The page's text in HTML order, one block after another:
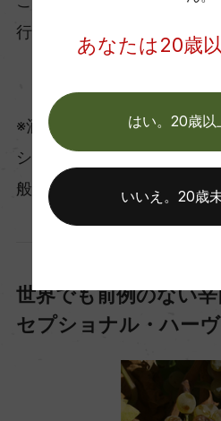
行っていません。
※酒精強化をしないため、
シェリーは果実酒となりま
般的なシェリーは甘味果実
世界でも前例のない
セプショナル・ハーヴ
あなたは20歳
はい。20歳以
いいえ。20歳